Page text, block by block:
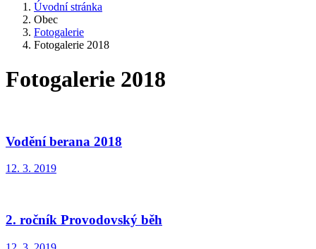
Úvodní stránka
Obec
Fotogalerie
Fotogalerie 2018
Fotogalerie 2018
Vodění berana 2018
12. 3. 2019
2. ročník Provodovský běh